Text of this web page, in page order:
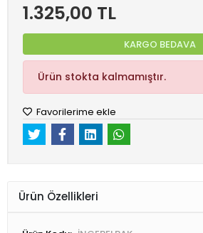
1.325,00 TL
KARGO BEDAVA
Ürün stokta kalmamıştır.
Favorilerime ekle
Ürün Özellikleri